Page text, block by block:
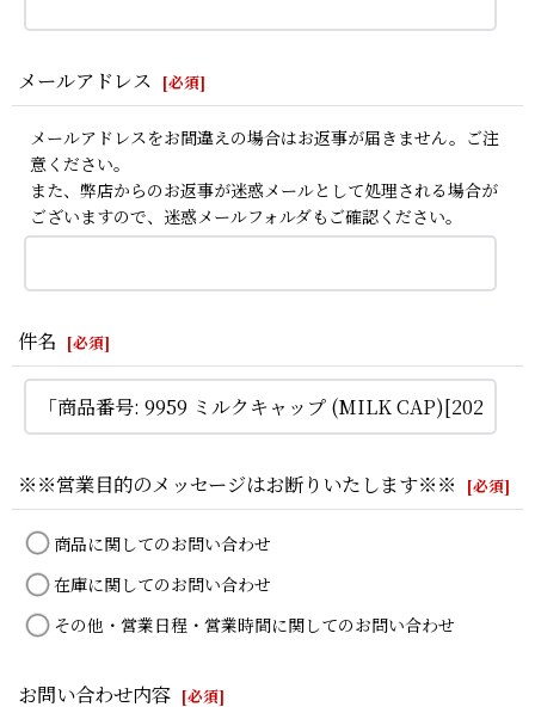
メールアドレス [必須]
メールアドレスをお間違えの場合はお返事が届きません。ご注
意ください。
また、弊店からのお返事が迷惑メールとして処理される場合が
ございますので、迷惑メールフォルダもご確認ください。
件名 [必須]
※※営業目的のメッセージはお断りいたします※※ [必須]
商品に関してのお問い合わせ
在庫に関してのお問い合わせ
その他・営業日程・営業時間に関してのお問い合わせ
お問い合わせ内容 [必須]